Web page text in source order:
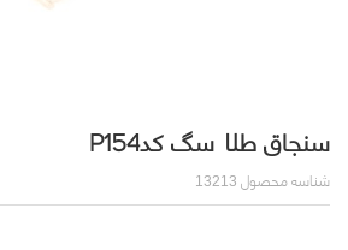
سنجاق طلا سگ کدP154
شناسه محصول